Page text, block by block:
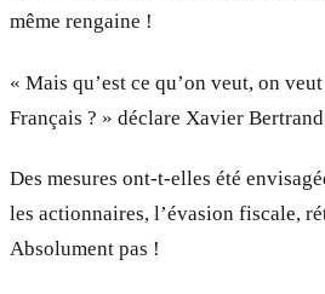
même rengaine !
« Mais qu’est ce qu’on veut, on
Français ? » déclare Xavier
Des mesures ont-t-elles été
les actionnaires, l’évasion fiscale,
Absolument pas !